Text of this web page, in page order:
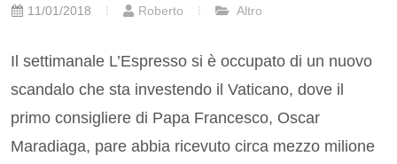
11/01/2018 Roberto Altro
Il settimanale L’Espresso si è occupato di un nuovo
scandalo che sta investendo il Vaticano, dove il
primo consigliere di Papa Francesco, Oscar
Maradiaga, pare abbia ricevuto circa mezzo milione